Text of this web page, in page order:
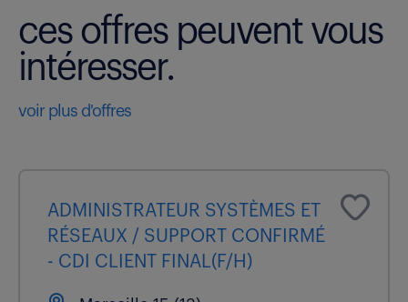
ces offres peuvent vous
intéresser.
voir plus d'offres
ADMINISTRATEUR SYSTÈMES ET
RÉSEAUX / SUPPORT CONFIRMÉ
- CDI CLIENT FINAL(F/H)